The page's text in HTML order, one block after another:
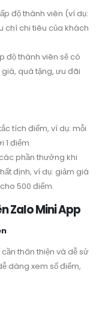
độ thành viên (ví dụ:
chí chi tiêu của khách
độ thành viên sẽ có
quà tặng, ưu đãi
tích điểm, ví dụ: mỗi
1 điểm.
phần thưởng khi
định, ví dụ: giảm giá
500 điểm.
Zalo Mini App
thân thiện và dễ sử
dàng xem số điểm,